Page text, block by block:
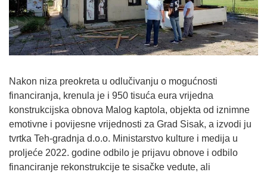
Nakon niza preokreta u odlučivanju o mogućnosti
financiranja, krenula je i 950 tisuća eura vrijedna
konstrukcijska obnova Malog kaptola, objekta od iznimne
emotivne i povijesne vrijednosti za Grad Sisak, a izvodi ju
tvrtka Teh-gradnja d.o.o. Ministarstvo kulture i medija u
proljeće 2022. godine odbilo je prijavu obnove i odbilo
financiranje rekonstrukcije te sisačke vedute, ali